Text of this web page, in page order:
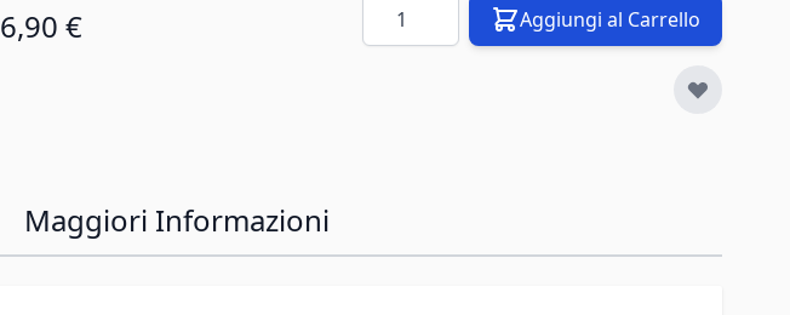
6,90 € Quantità Aggiungi al Carrello
Maggiori Informazioni